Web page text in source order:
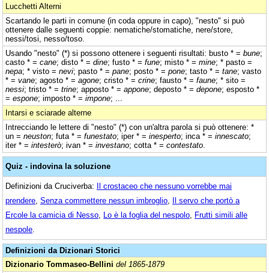
Lucchetti Alterni
Scartando le parti in comune (in coda oppure in capo), "nesto" si può
ottenere dalle seguenti coppie: nematiche/stomatiche, nere/store,
nessi/tosi, nesso/toso.
Usando "nesto" (*) si possono ottenere i seguenti risultati: busto * = bune;
casto * = cane; disto * = dine; fusto * = fune; misto * = mine; * pasto =
nepa; * visto = nevi; pasto * = pane; posto * = pone; tasto * = tane; vasto
* = vane; agosto * = agone; cristo * = crine; fausto * = faune; * sito =
nessi; tristo * = trine; apposto * = appone; deposto * = depone; esposto *
= espone; imposto * = impone; ...
Intarsi e sciarade alterne
Intrecciando le lettere di "nesto" (*) con un'altra parola si può ottenere: *
un = neuston; futa * = funestato; iper * = inesperto; inca * = innescato;
iter * = intesterò; ivan * = investano; cotta * = contestato
Quiz - indovina la soluzione
Definizioni da Cruciverba: Il crostaceo che nessuno vorrebbe mai
prendere Senza commettere nessun imbroglio Il servo che portò a
Ercole la camicia di Nesso Lo è la foglia del nespolo Frutti simili alle
nespole
Definizioni da Dizionari Storici
Dizionario Tommaseo-Bellini del 1865-1879